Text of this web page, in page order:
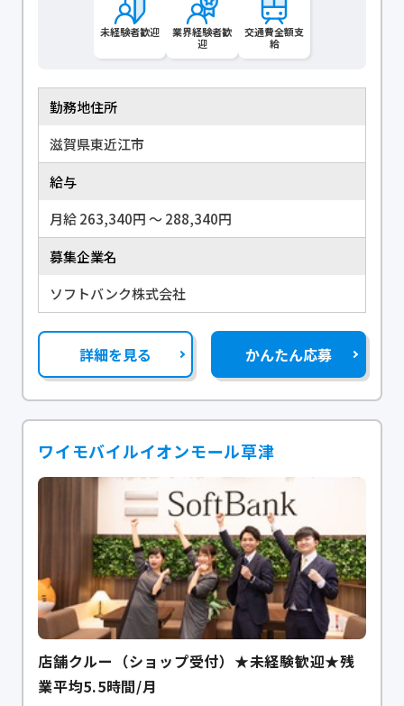
未経験者歓迎
業界経験者歓
迎
交通費全額支
給
勤務地住所
滋賀県東近江市
給与
月給 263,340円 〜 288,340円
募集企業名
ソフトバンク株式会社
詳細を見る かんたん応募
ワイモバイルイオンモール草津
店舗クルー（ショップ受付）★未経験歓迎★残
業平均5.5時間/月